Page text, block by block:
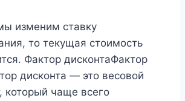
изменим ставку
то текущая стоимость
Фактор дисконтаФактор
дисконта — это весовой
который чаще всего